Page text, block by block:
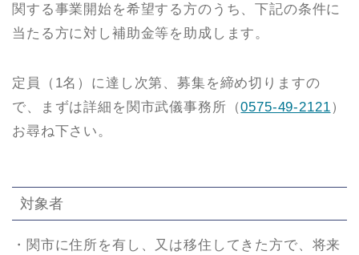
関する事業開始を希望する方のうち、下記の条件に
当たる方に対し補助金等を助成します。
定員（1名）に達し次第、募集を締め切りますの
で、まずは詳細を関市武儀事務所（0575-49-2121 ）
お尋ね下さい。
対象者
・関市に住所を有し、又は移住してきた方で、将来